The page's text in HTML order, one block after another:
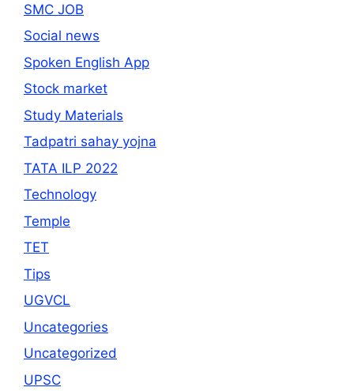
SMC JOB
Social news
Spoken English App
Stock market
Study Materials
Tadpatri sahay yojna
TATA ILP 2022
Technology
Temple
TET
Tips
UGVCL
Uncategories
Uncategorized
UPSC